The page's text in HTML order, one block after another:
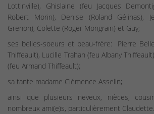
Lottinville), Ghislaine (feu Jacques
Robert Morin), Denise (Roland Gélinas),
Grenon), Colette (Roger Mongrain) et Guy;
ses belles-soeurs et beau-frère: Pierre
Thiffeault), Lucille Trahan (feu Albany
(feu Armand Thiffeault);
sa tante madame Clémence Asselin;
ainsi que plusieurs neveux, nièces,
nombreux ami(e)s, particulièrement Claudette.